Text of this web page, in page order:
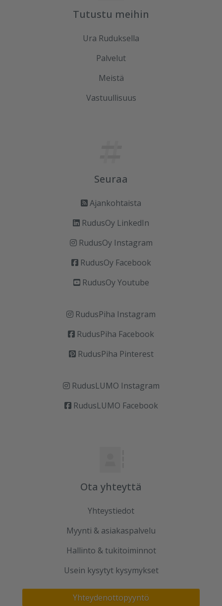
Tutustu meihin
Ura Ruduksella
Palvelut
Meistä
Vastuullisuus
Seuraa
Ajankohtaista
RudusOy LinkedIn
RudusOy Instagram
RudusOy Facebook
RudusOy Youtube
RudusPiha Instagram
RudusPiha Facebook
RudusPiha Pinterest
RudusLUMO Instagram
RudusLUMO Facebook
Ota yhteyttä
Yhteystiedot
Myynti & asiakaspalvelu
Hallinto & tukitoiminnot
Usein kysytyt kysymykset
Yhteydenottopyyntö